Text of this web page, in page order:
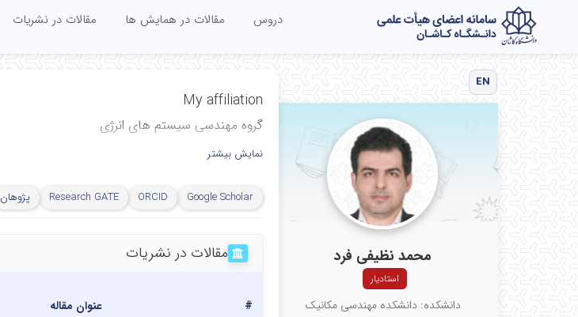
دروس مقالات در همایش ها مقالات در نشریات
EN
محمد نظیفی فرد
استادیار
دانشکده: دانشکده مهندسی مکانیک
My affiliation
گروه مهندسی سیستم های انرژی
دانشکده مهندسی مکانیک
ایران
نمایش بیشتر
Google Scholar
ORCID
Research GATE پژوهان
مقالات در نشریات
# عنوان مقاله